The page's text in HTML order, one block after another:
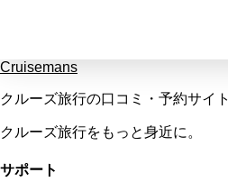
Cruisemans
クルーズ旅行の口コミ・予約サイト
クルーズ旅行をもっと身近に。
サポート